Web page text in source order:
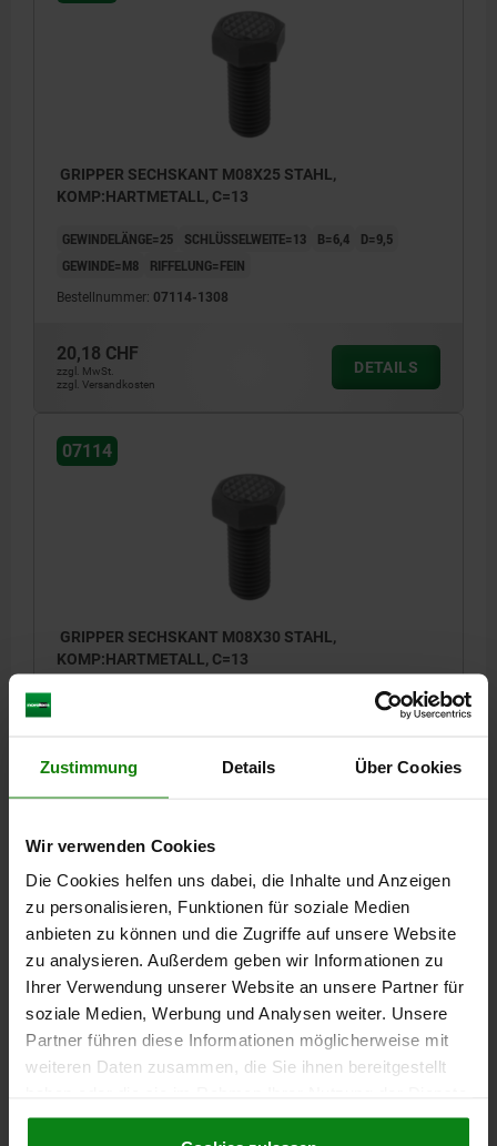
Zustimmung Details Über Cookies
Wir verwenden Cookies
Die Cookies helfen uns dabei, die Inhalte und Anzeigen
zu personalisieren, Funktionen für soziale Medien
anbieten zu können und die Zugriffe auf unsere Website
zu analysieren. Außerdem geben wir Informationen zu
Ihrer Verwendung unserer Website an unsere Partner für
soziale Medien, Werbung und Analysen weiter. Unsere
Partner führen diese Informationen möglicherweise mit
weiteren Daten zusammen, die Sie ihnen bereitgestellt
gesammelt haben.Cookie Richtlinien
GRIPPER SECHSKANT M08X25 STAHL,
KOMP:HARTMETALL, C=13
GEWINDELÄNGE=25 SCHLÜSSELWEITE=13 B=6,4
D=9,5
GEWINDE=M8
RIFFELUNG=FEIN
Bestellnummer: 07114-1308
20,18 CHF
zzgl. MwSt.
zzgl. Versandkosten
DETAILS
07114
GRIPPER SECHSKANT M08X30 STAHL,
KOMP:HARTMETALL, C=13
D=9,5
Bestellnummer: 07114-130830
zzgl. Versandkosten
07114
KOMP:HARTMETALL, C=13